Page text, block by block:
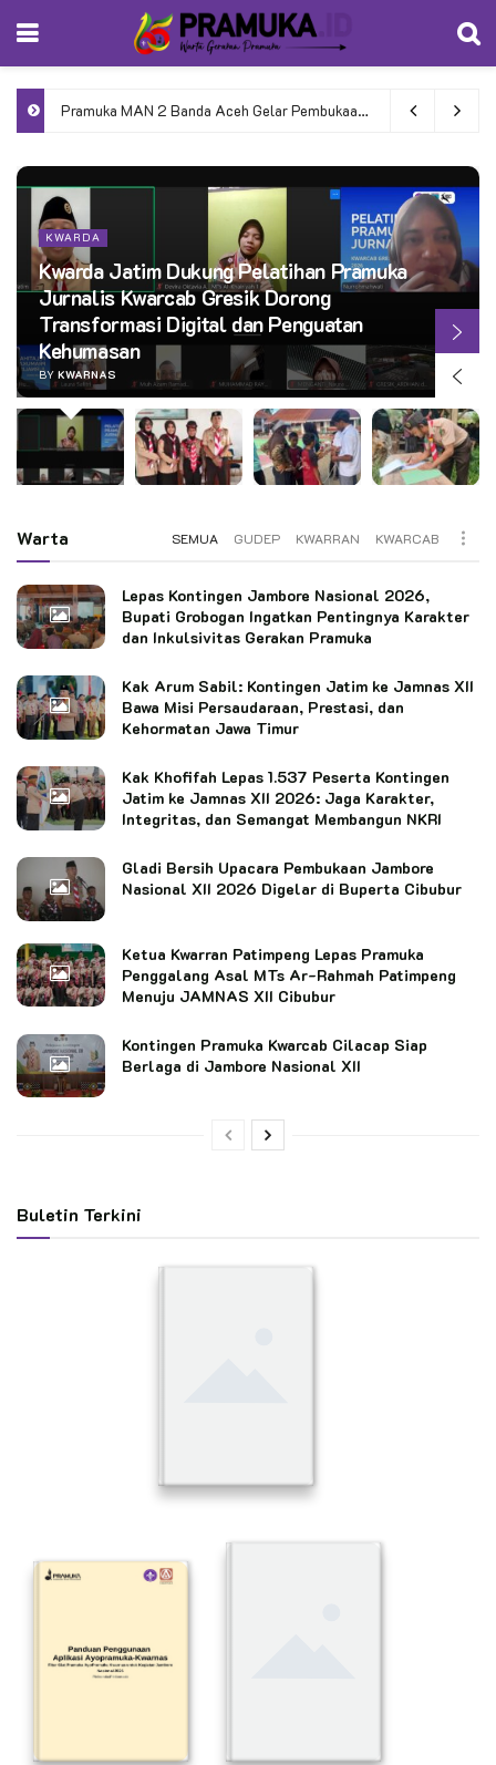
Pramuka MAN 2 Banda Aceh Gelar Pembukaan Penerimaan Tamu Ambalan 2026
KWARDA
Kwarda Jatim Dukung Pelatihan Pramuka
Jurnalis Kwarcab Gresik Dorong
Transformasi Digital dan Penguatan
Kehumasan
BY KWARNAS
Warta SEMUA GUDEP KWARRAN KWARCAB
Lepas Kontingen Jambore Nasional 2026,
Bupati Grobogan Ingatkan Pentingnya Karakter
dan Inkulsivitas Gerakan Pramuka
Kak Arum Sabil: Kontingen Jatim ke Jamnas XII
Bawa Misi Persaudaraan, Prestasi, dan
Kehormatan Jawa Timur
Kak Khofifah Lepas 1.537 Peserta Kontingen
Jatim ke Jamnas XII 2026: Jaga Karakter,
Integritas, dan Semangat Membangun NKRI
Gladi Bersih Upacara Pembukaan Jambore
Nasional XII 2026 Digelar di Buperta Cibubur
Ketua Kwarran Patimpeng Lepas Pramuka
Penggalang Asal MTs Ar-Rahmah Patimpeng
Menuju JAMNAS XII Cibubur
Kontingen Pramuka Kwarcab Cilacap Siap
Berlaga di Jambore Nasional XII
Buletin Terkini